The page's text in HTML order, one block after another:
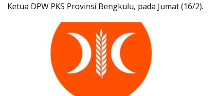
Ketua DPW PKS Provinsi Bengkulu, pada Jumat (16/2).